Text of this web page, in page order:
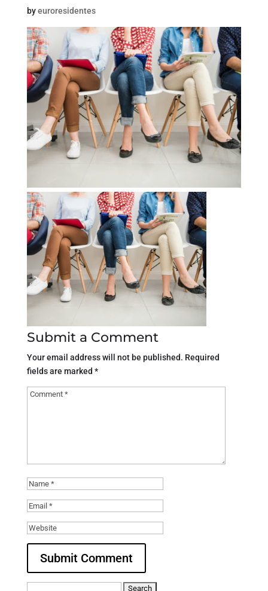
byeuroresidentes
Submit a Comment
Your email address will not be published. Required
fields are marked *